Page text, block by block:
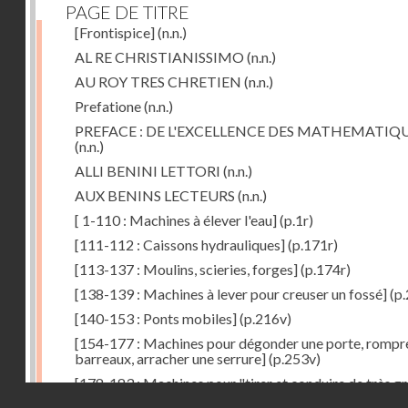
PAGE DE TITRE
[Frontispice](n.n.)
AL RE CHRISTIANISSIMO (n.n.)
AU ROY TRES CHRETIEN (n.n.)
Prefatione(n.n.)
PREFACE : DE L'EXCELLENCE DES
(n.n.)
ALLI BENINI LETTORI (n.n.)
AUX BENINS LECTEURS (n.n.)
[ 1-110 : Machines à élever l'eau](p.1r)
[111-112 : Caissons hydrauliques](p.171r)
[113-137 : Moulins, scieries, forges](p.174r)
[138-139 : Machines à lever pour creuser un fossé]
[140-153 : Ponts mobiles](p.216v)
[154-177 : Machines pour dégonder une porte,
barreaux, arracher une serrure](p.253v)
[178-183 : Machines pour "tirer et conduire de très